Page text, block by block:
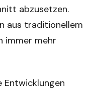
abzusetzen.
aus traditionellem
immer mehr
Entwicklungen